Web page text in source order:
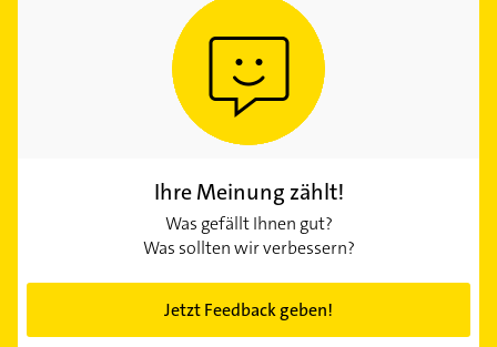
Ihre Meinung zählt!
Was gefällt Ihnen gut?
Was sollten wir verbessern?
Jetzt Feedback geben!